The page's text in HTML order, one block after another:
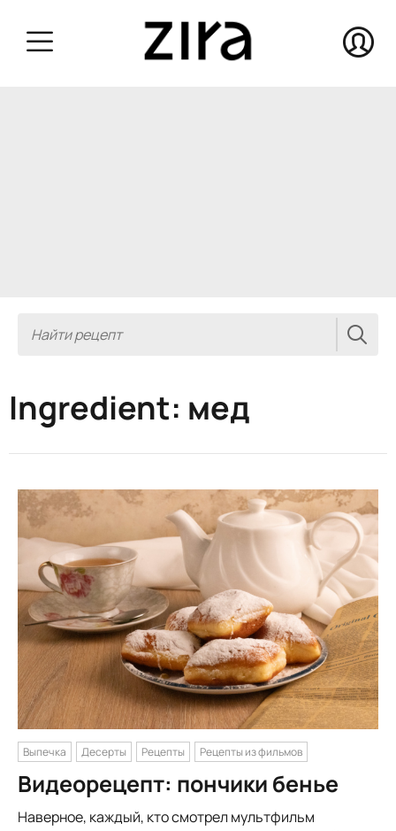
Ingredient: мед
Выпечка Десерты Рецепты Рецепты из фильмов
Видеорецепт: пончики бенье
Наверное, каждый, кто смотрел мультфильм